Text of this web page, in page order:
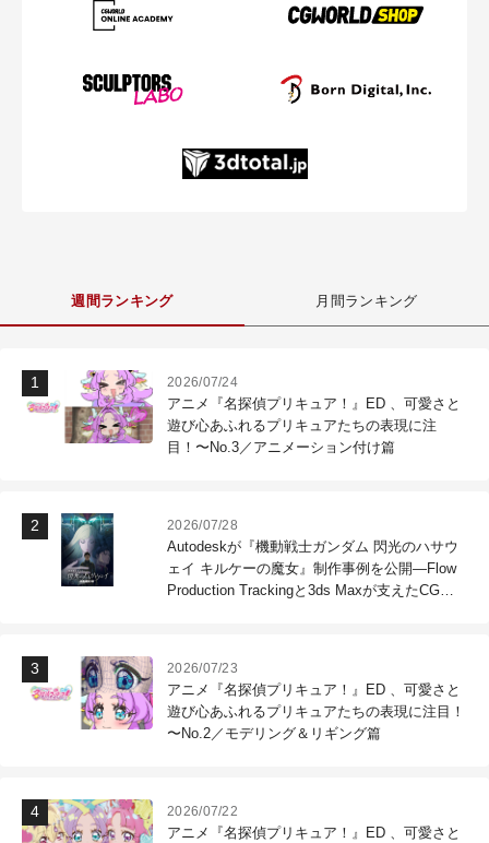
週間ランキング 月間ランキング
2026/07/24
アニメ『名探偵プリキュア！』ED 、可愛さと
遊び心あふれるプリキュアたちの表現に注
目！〜No.3／アニメーション付け篇
2026/07/28
Autodeskが『機動戦士ガンダム 閃光のハサウ
ェイ キルケーの魔女』制作事例を公開―Flow
Production Trackingと3ds Maxが支えたCG制
2026/07/23
アニメ『名探偵プリキュア！』ED 、可愛さと
遊び心あふれるプリキュアたちの表現に注目！
〜No.2／モデリング＆リギング篇
2026/07/22
アニメ『名探偵プリキュア！』ED 、可愛さと